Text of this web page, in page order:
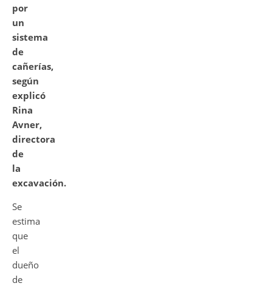
por
un
sistema
de
cañerías,
según
explicó
Rina
Avner,
directora
de
la
excavación.
Se
estima
que
el
dueño
de